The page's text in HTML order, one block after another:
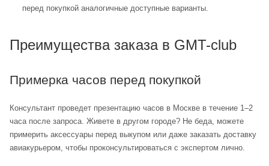
перед покупкой аналогичные доступные варианты.
Преимущества заказа в GMT-club
Примерка часов перед покупкой
Консультант проведет презентацию часов в Москве в течение 1–2
часа после запроса. Живете в другом городе? Не беда, можете
примерить аксессуары перед выкупом или даже заказать доставку
авиакурьером, чтобы проконсультироваться с экспертом лично.